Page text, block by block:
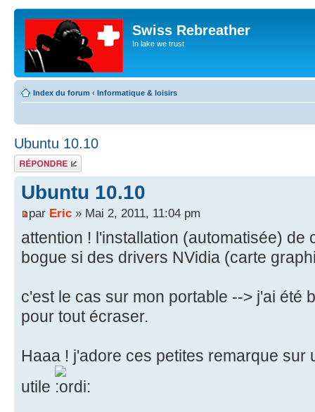
Swiss Rebreather
In lake we trust
Index du forum ‹ Informatique & loisirs
Ubuntu 10.10
Répondre
Ubuntu 10.10
par Eric » Mai 2, 2011, 11:04 pm
attention ! l'installation (automatisée) de
bogue si des drivers NVidia (carte
c'est le cas sur mon portable --> j'ai été
pour tout écraser.
Haaa ! j'adore ces petites remarque sur
utile